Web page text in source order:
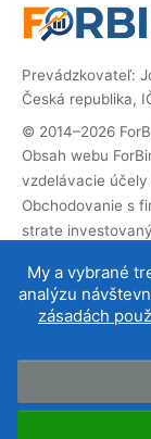
My a vybrané
analýzu
zásadách
Prevádzkovateľ:
Česká republika,
© 2014–2026
Obsah webu
vzdelávacie
Obchodovanie s
strate
vykonáte
môžeme web
vás to nemá
O nás | Kontakt